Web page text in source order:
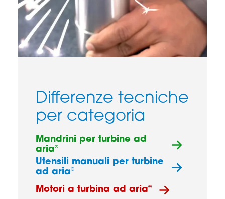
Differenze tecniche
per categoria
Mandrini per turbine ad
aria®
Utensili manuali per turbine
ad aria®
Motori a turbina ad aria®